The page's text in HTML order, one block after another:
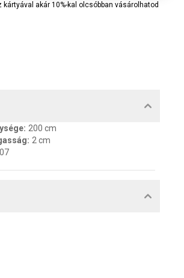
kártyával akár 10%-kal olcsóbban vásárolhatod
: 200 cm
: 2 cm